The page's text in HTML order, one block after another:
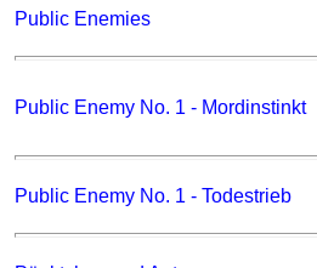
Public Enemies
Public Enemy No. 1 - Mordinstinkt
Public Enemy No. 1 - Todestrieb